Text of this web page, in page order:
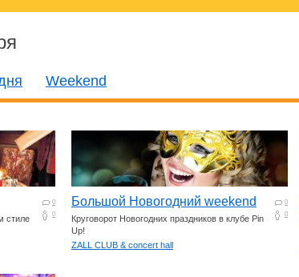
Weekend
0
0
стиле
0
0
Большой Новогодний weekend
Круговорот Новогодних праздников в клубе Pin
Up!
ZALL CLUB & concert hall